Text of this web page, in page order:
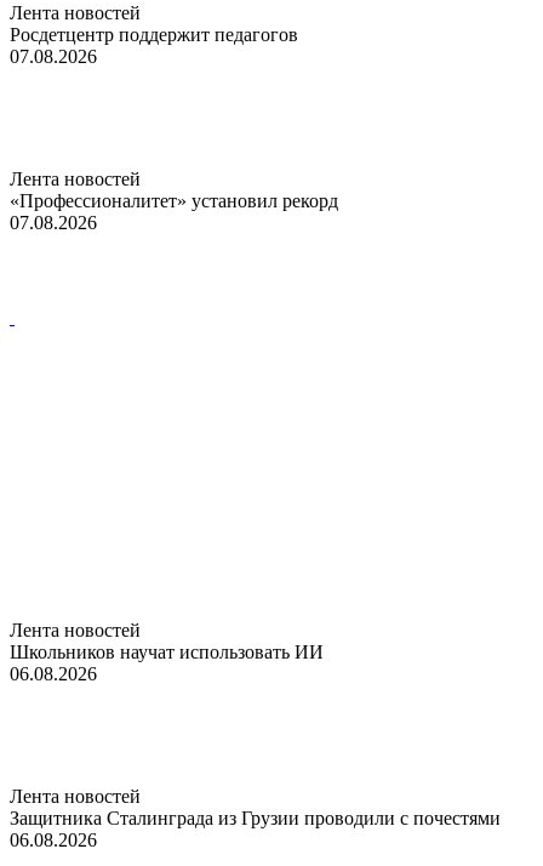
Лента новостей
Росдетцентр поддержит педагогов
07.08.2026
Лента новостей
«Профессионалитет» установил рекорд
07.08.2026
Лента новостей
Школьников научат использовать ИИ
06.08.2026
Лента новостей
Защитника Сталинграда из Грузии проводили с почестями
06.08.2026